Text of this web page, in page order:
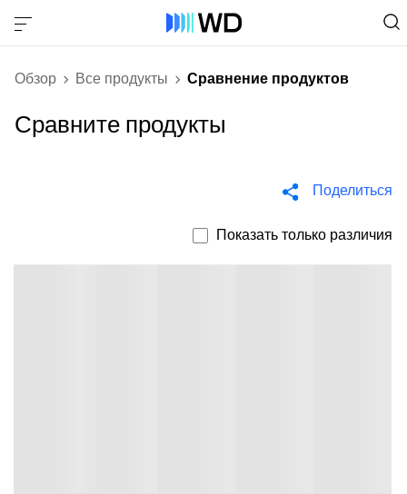
Обзор Все продукты Сравнение продуктов
Сравните продукты
Поделиться
Показать только различия